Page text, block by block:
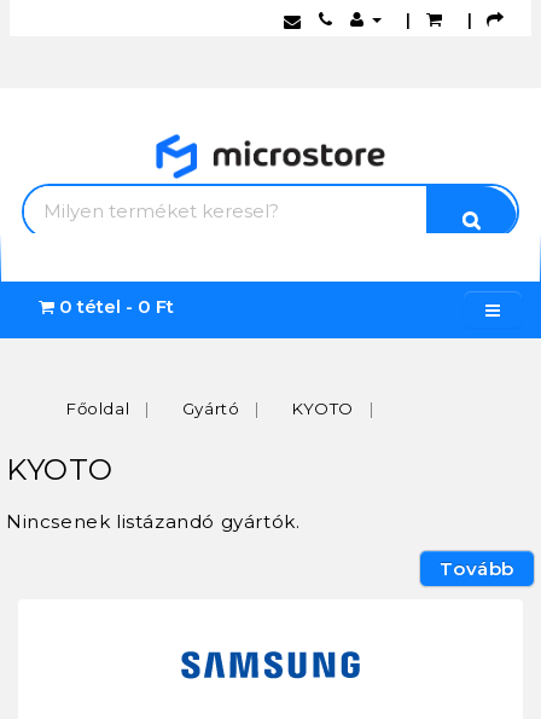
| |
0 tétel - 0 Ft
Főoldal Gyártó KYOTO
KYOTO
Nincsenek listázandó gyártók.
Tovább